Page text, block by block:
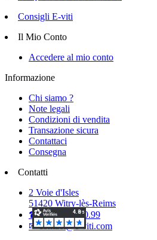
Consigli E-viti
Il Mio Conto
Accedere al mio conto
Informazione
Chi siamo ?
Note legali
Condizioni di vendita
Transazione sicura
Contattaci
Consegna
Contatti
2 Voie d'Isles
51420 Witry-lès-Reims
☎ 03.26.50.40.99
✉ contact@e-viti.com